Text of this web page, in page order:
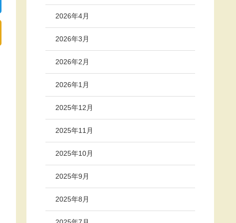
2026年4月
2026年3月
2026年2月
2026年1月
2025年12月
2025年11月
2025年10月
2025年9月
2025年8月